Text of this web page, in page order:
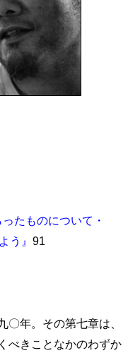
ったものについて・
う』91
年。その第七章は、
べきことなかのわずか